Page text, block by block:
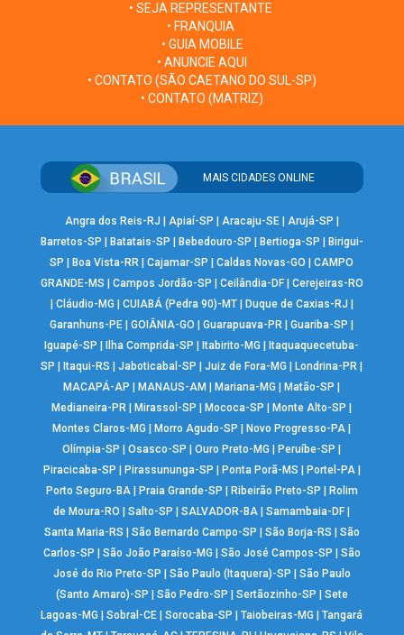
• SEJA REPRESENTANTE
• FRANQUIA
• GUIA MOBILE
• ANUNCIE AQUI
• CONTATO (SÃO CAETANO DO SUL-SP)
• CONTATO (MATRIZ)
MAIS CIDADES ONLINE
Angra dos Reis-RJ Apiaí-SP Aracaju-SE| Arujá-SP
Barretos-SP
Batatais-SP Bebedouro-SP Bertioga-SP
Birigui-
SP
Boa Vista-RR |Cajamar-SP |Caldas Novas-GO |CAMPO
GRANDE-MS
Campos Jordão-SP Ceilândia-DF| Cerejeiras-RO
Cláudio-MG CUIABÁ (Pedra 90)-MT| Duque de Caxias-RJ
Garanhuns-PE |GOIÂNIA-GO |Guarapuava-PR |Guariba-SP
Iguapé-SP
Ilha Comprida-SP Itabirito-MG
Itaquaquecetuba-
SP
Itaqui-RS |Jaboticabal-SP |Juiz de Fora-MG Londrina-PR
MACAPÁ-AP
MANAUS-AM Mariana-MG Matão-SP
Medianeira-PR
Mirassol-SP Mococa-SP Monte Alto-SP
Montes Claros-MG
Morro Agudo-SP Novo Progresso-PA
Olímpia-SP
|Osasco-SP |Ouro Preto-MG Peruíbe-SP
Piracicaba-SP
Pirassununga-SP Ponta Porã-MS Portel-PA|
Porto Seguro-BA| Praia Grande-SP Ribeirão Preto-SP
Rolim
de Moura-RO
|Salto-SP |SALVADOR-BA |Samambaia-DF
Santa Maria-RS
São Bernardo Campo-SP São Borja-RS
São
Carlos-SP
São João Paraíso-MG São José Campos-SP
São
José do Rio Preto-SP
São Paulo (Itaquera)-SP
São Paulo
(Santo Amaro)-SP
São Pedro-SP Sertãozinho-SP
Sete
Lagoas-MG
|Sobral-CE |Sorocaba-SP |Taiobeiras-MG |Tangará